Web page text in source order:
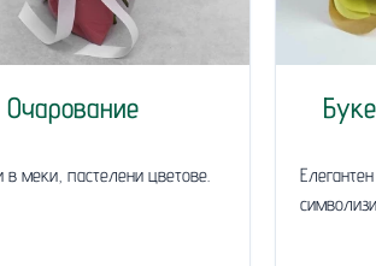
Очарование
в меки, пастелени цветове.